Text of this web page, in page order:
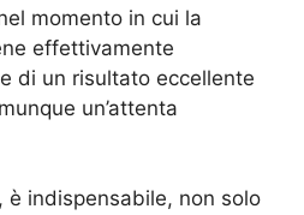
momento in cui la
effettivamente
di un risultato eccellente
un’attenta
è indispensabile, non solo